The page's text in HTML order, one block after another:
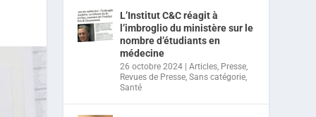
L’Institut C&C réagit à
l’imbroglio du ministère sur le
nombre d’étudiants en
médecine
26 octobre 2024 |Articles, Presse,
Revues de Presse,Sans catégorie,
Santé